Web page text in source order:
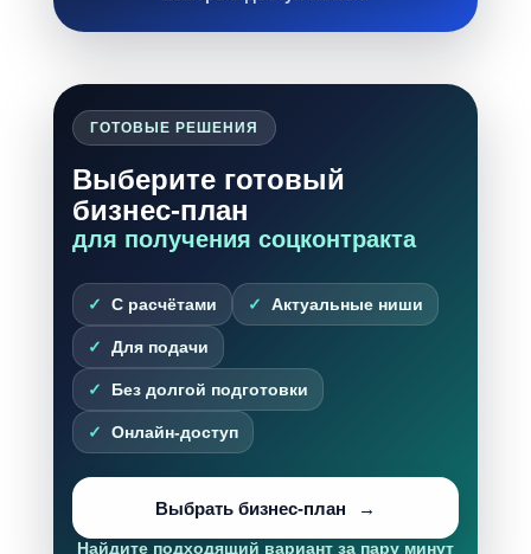
ГОТОВЫЕ РЕШЕНИЯ
Выберите готовый
бизнес-план
для получения соцконтракта
С расчётами Актуальные ниши
Для подачи
Без долгой подготовки
Онлайн-доступ
Выбрать бизнес-план
Найдите подходящий вариант за пару минут